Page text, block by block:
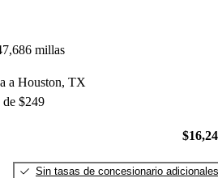
millas
a Houston, TX
$249
Sin tasas de concesionario adicionales